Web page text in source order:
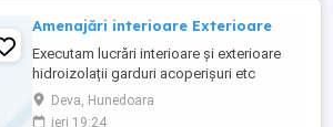
Amenajări interioare Exterioare
Executam lucrări interioare și exterioare
hidroizolații garduri acoperișuri etc
Deva, Hunedoara
ieri 19:24